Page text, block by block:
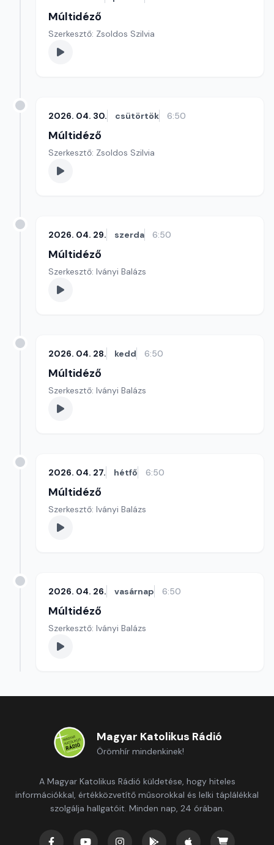
Múltidéző
Szerkesztő: Zsoldos Szilvia
2026. 04. 30. csütörtök 6:50
Múltidéző
Szerkesztő: Zsoldos Szilvia
2026. 04. 29. szerda 6:50
Múltidéző
Szerkesztő: Iványi Balázs
2026. 04. 28. kedd 6:50
Múltidéző
Szerkesztő: Iványi Balázs
2026. 04. 27. hétfő 6:50
Múltidéző
Szerkesztő: Iványi Balázs
2026. 04. 26. vasárnap 6:50
Múltidéző
Szerkesztő: Iványi Balázs
Magyar Katolikus Rádió
Örömhír mindenkinek!
A Magyar Katolikus Rádió küldetése, hogy hiteles
információkkal, értékközvetítő műsorokkal és lelki táplálékkal
szolgálja hallgatóit. Minden nap, 24 órában.